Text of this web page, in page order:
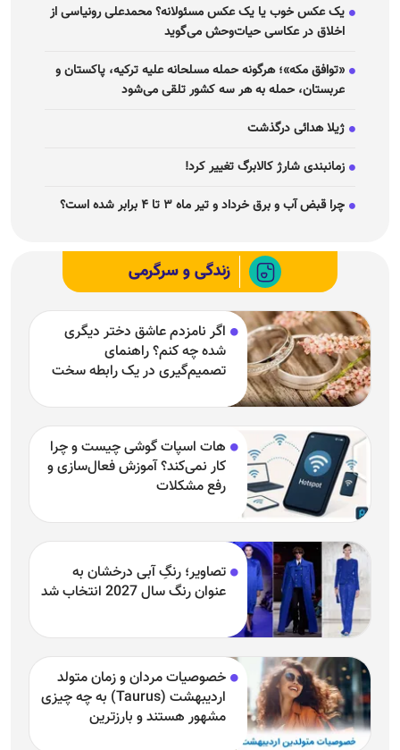
یک عکس خوب یا یک عکس مسئولانه؟ محمدعلی رونیاسی از
اخلاق در عکاسی حیات‌وحش می‌گوید
«توافق مکه»؛ هرگونه حمله مسلحانه علیه ترکیه، پاکستان و
عربستان، حمله به هر سه کشور تلقی می‌شود
ژیلا هدائی درگذشت
زمانبندی شارژ کالابرگ تغییر کرد!
چرا قبض آب و برق خرداد و تیر ماه ۳ تا ۴ برابر شده است؟
زندگی و سرگرمی
اگر نامزدم عاشق دختر دیگری
شده چه کنم؟ راهنمای
تصمیم‌گیری در یک رابطه سخت
هات اسپات گوشی چیست و چرا
کار نمی‌کند؟ آموزش فعال‌سازی و
رفع مشکلات
تصاویر؛ رنگِ آبی درخشان به
عنوان رنگ سال 2027 انتخاب شد
خصوصیات مردان و زمان متولد
اردیبهشت (Taurus) به چه چیزی
مشهور هستند و بارزترین